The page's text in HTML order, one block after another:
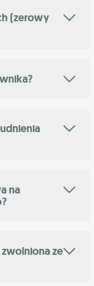
(zerowy
na
ze